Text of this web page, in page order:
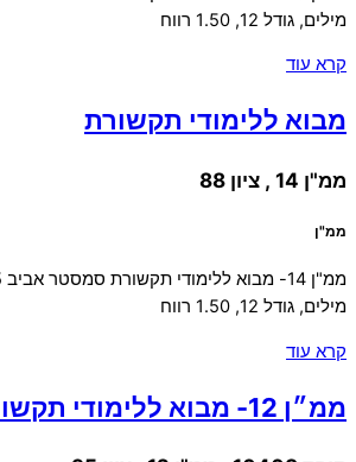
מילים, גודל 12, 1.50 רווח
קרא עוד
מבוא ללימודי תקשורת
ממ"ן 14 , ציון 88
ממ"ן
מילים, גודל 12, 1.50 רווח
קרא עוד
ממ״ן 12- מבוא ללימודי תקשורת